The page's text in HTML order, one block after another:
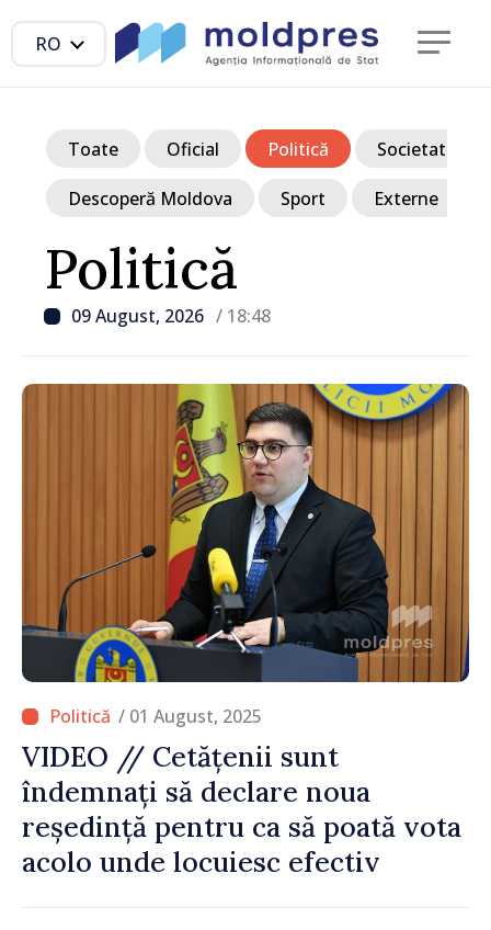
RO
Politică
09 August, 2026 / 18:48
Toate Oficial Politică Societate
Descoperă Moldova Sport Externe
/ 01 August, 2025
VIDEO // Cetățenii sunt
îndemnați să declare noua
reședință pentru ca să poată vota
acolo unde locuiesc efectiv